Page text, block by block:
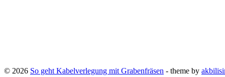
© 2026 So geht Kabelverlegung mit Grabenfräsen - theme by